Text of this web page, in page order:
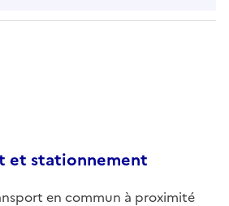
et stationnement
en commun à proximité